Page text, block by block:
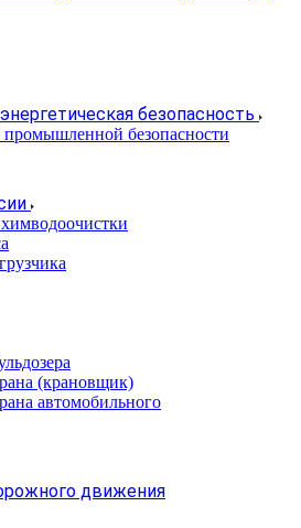
безопасность
безопасности
(крановщик)
автомобильного
движения